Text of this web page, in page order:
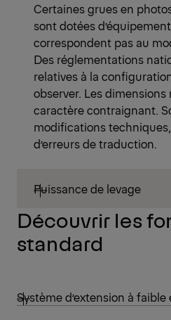
Certaines grues en
sont dotées
correspondent pas au
Des réglementations
relatives à la
observer. Les
caractère contraignant.
modifications techniques,
d’erreurs de traduction.
Puissance de levage
Découvrir les
standard
Système d’extension à